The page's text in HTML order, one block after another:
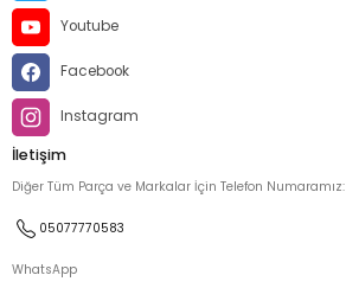
Youtube
Facebook
Instagram
İletişim
Diğer Tüm Parça ve Markalar İçin Telefon Numaramız:
05077770583
WhatsApp